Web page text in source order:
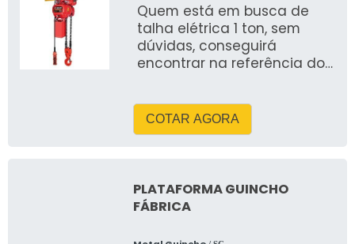
Quem está em busca de
talha elétrica 1 ton, sem
dúvidas, conseguirá
encontrar na referência do
COTAR AGORA
PLATAFORMA GUINCHO
FÁBRICA